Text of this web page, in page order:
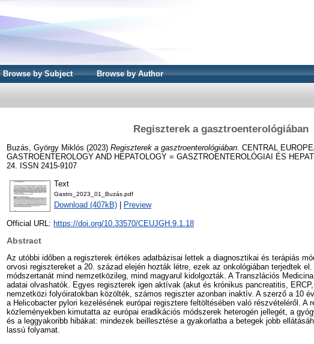
Browse by Subject Browse by Author
Regiszterek a gasztroenterológiában
Buzás, György Miklós (2023) Regiszterek a gasztroenterológiában. CENTRAL
GASTROENTEROLOGY AND HEPATOLOGY = GASZTROENTEROLÓGIAI ÉS
24. ISSN 2415-9107
Text
Gastro_2023_01_Buzás.pdf
Download (407kB) Preview
Official URL: https://doi.org/10.33570/CEUJGH.9.1.18
Abstract
Az utóbbi időben a regiszterek értékes adatbázisai lettek a diagnosztikai és terápiás
orvosi regisztereket a 20. század elején hozták létre, ezek az onkológiában terjedtek
módszertanát mind nemzetközileg, mind magyarul kidolgozták. A Transzlációs
adatai olvashatók. Egyes regiszterek igen aktívak (akut és krónikus pancreatitis,
nemzetközi folyóiratokban közölték, számos regiszter azonban inaktív. A szerző a 10
a Helicobacter pylori kezelésének európai regisztere feltöltésében való részvételéről. A
közleményekben kimutatta az európai eradikációs módszerek heterogén jellegét, a
és a leggyakoribb hibákat: mindezek beillesztése a gyakorlatba a betegek jobb
lassú folyamat.